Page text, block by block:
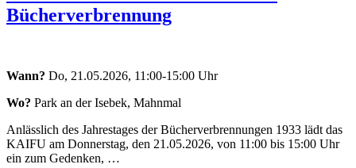
Bücherverbrennung
Wann? Do, 21.05.2026, 11:00-15:00 Uhr
Wo? Park an der Isebek, Mahnmal
Anlässlich des Jahrestages der Bücherverbrennungen 1933 lädt das
KAIFU am Donnerstag, den 21.05.2026, von 11:00 bis 15:00 Uhr
ein zum Gedenken, …